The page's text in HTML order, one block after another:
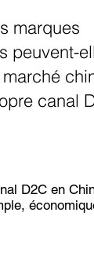
marques
peuvent-
canal
D2C en